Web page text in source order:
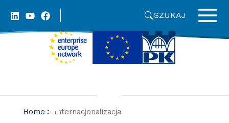
SZUKAJ
Home Internacjonalizacja